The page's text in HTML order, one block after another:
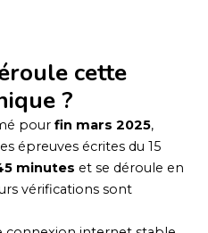
cette
?
pour fin mars 2025,
épreuves écrites du 15
minutes et se déroule en
vérifications sont